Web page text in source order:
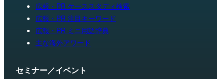
広報・PR ケーススタディ検索
広報・PR 注目キーワード
広報・PR ミニ用語辞典
主な海外アワード
セミナー／イベント